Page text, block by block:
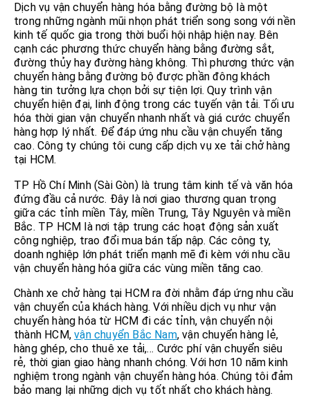
Dịch vụ vận chuyển hàng hóa bằng đường bộ là một
trong những ngành mũi nhọn phát triển song song với nền
kinh tế quốc gia trong thời buổi hội nhập hiện nay. Bên
cạnh các phương thức chuyển hàng bằng đường sắt,
đường thủy hay đường hàng không. Thì phương thức vận
chuyển hàng bằng đường bộ được phần đông khách
hàng tin tưởng lựa chọn bởi sự tiện lợi. Quy trình vận
chuyển hiện đại, linh động trong các tuyến vận tải. Tối ưu
hóa thời gian vận chuyển nhanh nhất và giá cước chuyển
hàng hợp lý nhất. Để đáp ứng nhu cầu vận chuyển tăng
cao. Công ty chúng tôi cung cấp dịch vụ xe tải chở hàng
tại HCM.
TP Hồ Chí Minh (Sài Gòn) là trung tâm kinh tế và văn hóa
đứng đầu cả nước. Đây là nơi giao thương quan trọng
giữa các tỉnh miền Tây, miền Trung, Tây Nguyên và miền
Bắc. TP HCM là nơi tập trung các hoạt động sản xuất
công nghiệp, trao đổi mua bán tấp nập. Các công ty,
doanh nghiệp lớn phát triển mạnh mẽ đi kèm với nhu cầu
vận chuyển hàng hóa giữa các vùng miền tăng cao.
Chành xe chở hàng tại HCM ra đời nhằm đáp ứng nhu cầu
vận chuyển của khách hàng. Với nhiều dịch vụ như vận
chuyển hàng hóa từ HCM đi các tỉnh, vận chuyển nội
thành HCM,vận chuyển Bắc Nam, vận chuyển hàng lẻ,
hàng ghép, cho thuê xe tải,… Cước phí vận chuyển siêu
rẻ, thời gian giao hàng nhanh chóng. Với hơn 10 năm kinh
nghiệm trong ngành vận chuyển hàng hóa. Chúng tôi đảm
bảo mang lại những dịch vụ tốt nhất cho khách hàng.